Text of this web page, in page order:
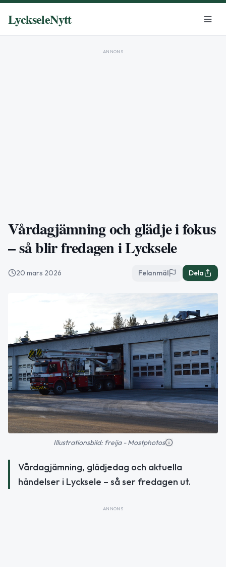
LyckseleNytt
ANNONS
Vårdagjämning och glädje i fokus
– så blir fredagen i Lycksele
20 mars 2026 Felanmäl Dela
Illustrationsbild: freija - Mostphotos
Vårdagjämning, glädjedag och aktuella
händelser i Lycksele – så ser fredagen ut.
ANNONS